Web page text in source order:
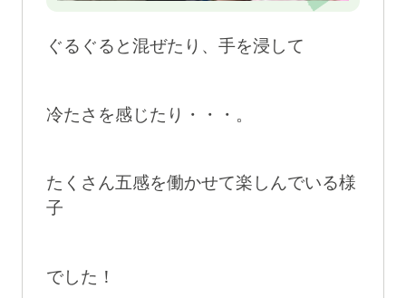
ぐるぐると混ぜたり、手を浸して
冷たさを感じたり・・・。
たくさん五感を働かせて楽しんでいる様
子
でした！